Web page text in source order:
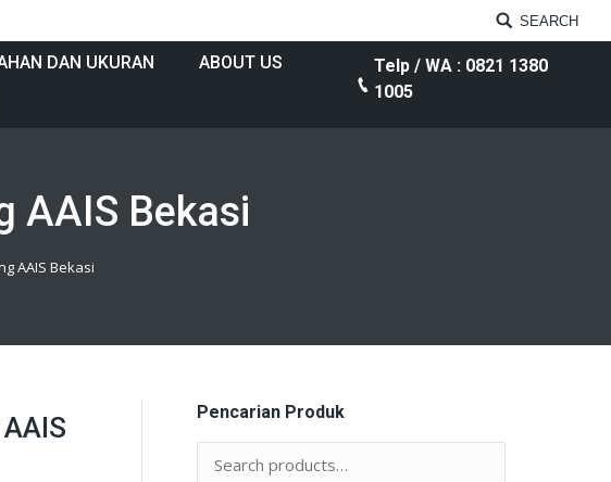
SEARCH
DAN UKURAN ABOUT US
Telp / WA : 0821 1380
1005
AAIS Bekasi
AAIS Bekasi
Pencarian Produk